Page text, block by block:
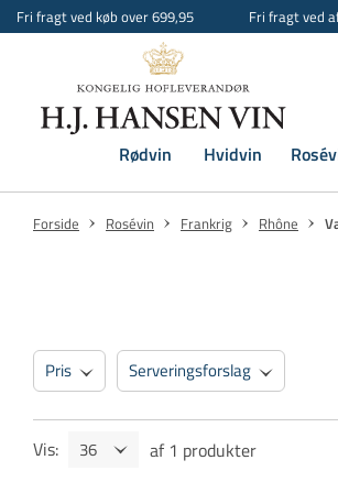
Fri fragt ved køb over 699,95 Fri fragt ved
Rødvin Hvidvin
Forside Rosévin Frankrig Rhône
Pris Serveringsforslag
Vis: af 1 produkter